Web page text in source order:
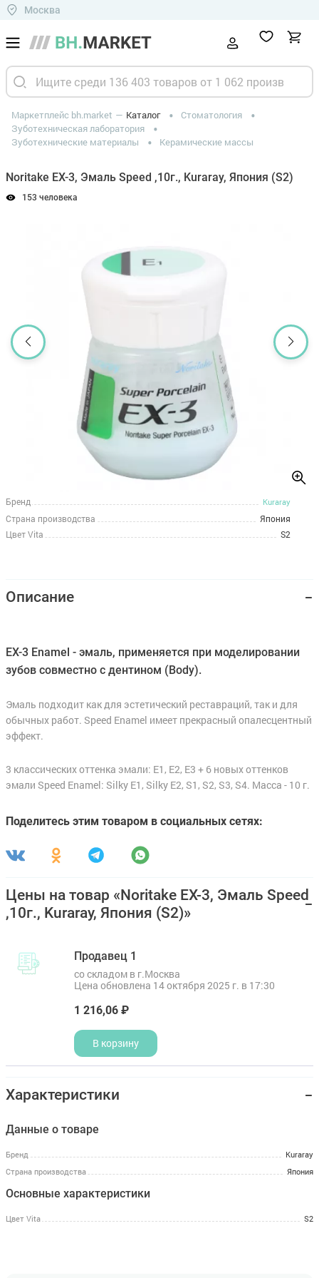
Москва
Маркетплейс bh.market Каталог
Стоматология
Зуботехническая лаборатория
Зуботехнические материалы
Керамические массы
Noritake EX-3, Эмаль Speed ,10г., Kuraray, Япония (S2)
153 человека
Бренд Kuraray
Страна производства
Япония
Цвет Vita
S2
Описание
EX-3 Enamel - эмаль, применяется при моделировании
зубов совместно с дентином (Body).
Эмаль подходит как для эстетический реставраций, так и для
обычных работ. Speed Enamel имеет прекрасный опалесцентный
эффект.
3 классических оттенка эмали: E1, E2, E3 + 6 новых оттенков
эмали Speed Enamel: Silky E1, Silky E2, S1, S2, S3, S4. Масса - 10 г.
Поделитесь этим товаром в социальных сетях:
Цены на товар «Noritake EX-3, Эмаль Speed
,10г., Kuraray, Япония (S2)»
Продавец 1
со складом в г.Москва
Цена обновлена 14 октября 2025 г. в 17:30
1 216,06 ₽
В корзину
Характеристики
Данные о товаре
Бренд
Kuraray
Страна производства
Япония
Основные характеристики
Цвет Vita S2